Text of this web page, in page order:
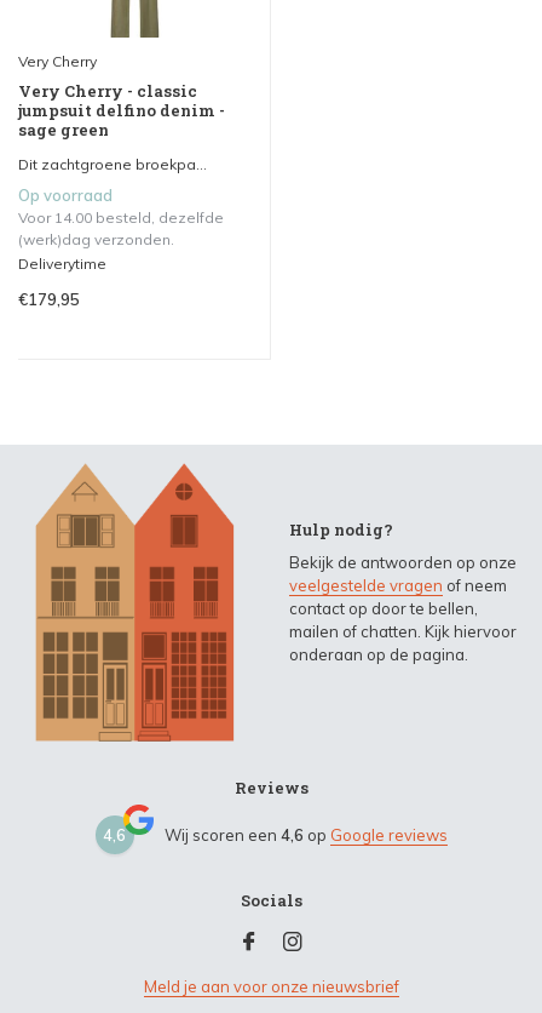
Very Cherry
Very Cherry - classic
jumpsuit delfino denim -
sage green
Dit zachtgroene broekpa...
Op voorraad
Voor 14.00 besteld, dezelfde
(werk)dag verzonden.
Deliverytime
€179,95
Hulp nodig?
Bekijk de antwoorden op onze
veelgestelde vragen of neem
contact op door te bellen,
mailen of chatten. Kijk hiervoor
onderaan op de pagina.
Reviews
4,6 Wij scoren een 4,6 op Google reviews
Socials
Meld je aan voor onze nieuwsbrief